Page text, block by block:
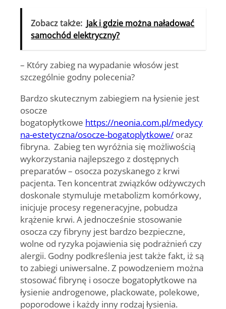
Zobacz także: Jak i gdzie można naładować
samochód elektryczny?
– Który zabieg na wypadanie włosów jest
szczególnie godny polecenia?
Bardzo skutecznym zabiegiem na łysienie jest
osocze
bogatopłytkowe https://neonia.com.pl/medycy
na-estetyczna/osocze-bogatoplytkowe/ oraz
fibryna. Zabieg ten wyróżnia się możliwością
wykorzystania najlepszego z dostępnych
preparatów – osocza pozyskanego z krwi
pacjenta. Ten koncentrat związków odżywczych
doskonale stymuluje metabolizm komórkowy,
inicjuje procesy regeneracyjne, pobudza
krążenie krwi. A jednocześnie stosowanie
osocza czy fibryny jest bardzo bezpieczne,
wolne od ryzyka pojawienia się podrażnień czy
alergii. Godny podkreślenia jest także fakt, iż są
to zabiegi uniwersalne. Z powodzeniem można
stosować fibrynę i osocze bogatopłytkowe na
łysienie androgenowe, plackowate, polekowe,
poporodowe i każdy inny rodzaj łysienia.